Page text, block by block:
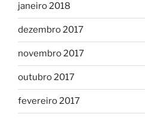
janeiro 2018
dezembro 2017
novembro 2017
outubro 2017
fevereiro 2017